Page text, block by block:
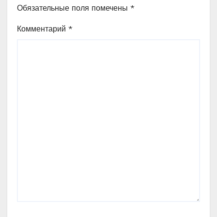
Обязательные поля помечены *
Комментарий *